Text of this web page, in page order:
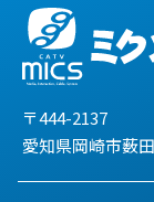
〒444-2137
愛知県岡崎市薮